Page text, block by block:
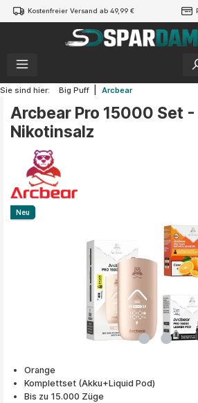
springen
Kostenfreier Versand ab 49,99 €
Sie sind hier: Big Puff Arcbear
Arcbear Pro 15000 Set
Nikotinsalz
Bildergalerie überspringen
Neu
Neu
Orange
Komplettset (Akku+Liquid Pod)
Bis zu 15.000 Züge